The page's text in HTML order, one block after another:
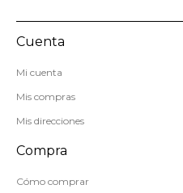
Cuenta
Mi cuenta
Mis compras
Mis direcciones
Compra
Cómo comprar